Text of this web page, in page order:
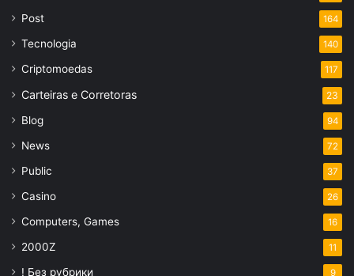
Post 164
Tecnologia 140
Criptomoedas 117
Carteiras e Corretoras 23
Blog 94
News 72
Public 37
Casino 26
Computers, Games 16
2000Z 11
! Без рубрики 9